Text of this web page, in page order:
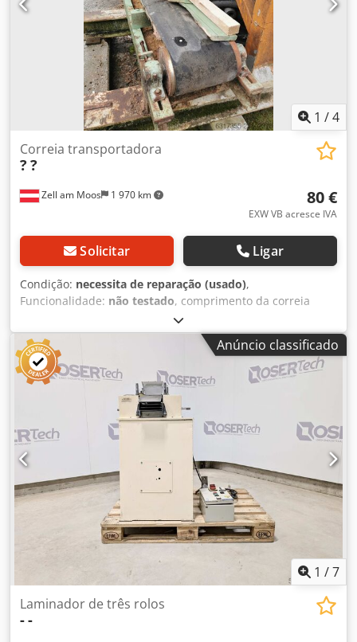
1 /4
Zell am Moos 1 970 km
Correia transportadora
? ?
80 €
EXW VB acresce IVA
Solicitar Ligar
Condição: necessita de reparação (usado),
Funcionalidade: não testado, comprimento da correia
, largura da correia
transportadora:300 mm, comprimento total:8 200 mm,
Esteira transportadora usada, aprox. 8 m de comprimento,
largura da correia 30 cm, acionamento por engrenagem.
Credezcunmopfx Aaief
Anúncio classificado
1 /7
Laminador de três rolos
--